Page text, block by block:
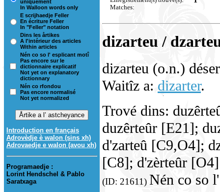
uniquement
In Walloon words only
E scrijhaedje Feller
En écriture Feller
In "Feller" notation
Dins les årtikes
A l'intérieur des articles
Within articles
Nén co so l' esplicant motî
Pas encore sur le
dictionnaire explicatif
Not yet on explanatory
dictionnary
Nén co rfondou
Pas encore normalisé
Not yet normalized
Introduction en français
Adrovèdje è walon (sins xh)
Adrovaedje e walon (avou xh)
Programaedje :
Lorint Hendschel & Pablo
Saratxaga
Matches:
dizarteu /
dizarteu (o.n.)
Waitîz a: dizarter.
Trové dins:
duzêrteûr [E21];
d'zarteû [C9,O4];
[C8]; d'zèrteûr [O4]
(ID: 21611) Nén co so